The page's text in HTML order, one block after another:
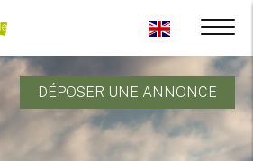
DÉPOSER UNE ANNONCE